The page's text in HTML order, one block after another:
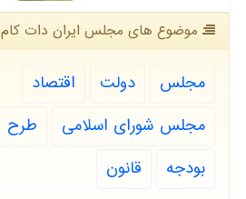
موضوع های مجلس ایران دات كام
مجلس دولت
اقتصاد
مجلس شورای اسلامی
طرح
بودجه
قانون